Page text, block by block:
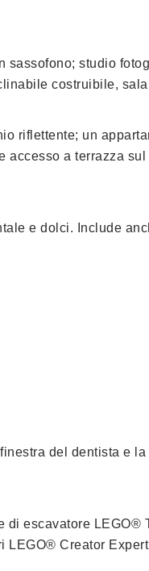
sassofono; studio
costruibile, sala
riflettente; un
a terrazza
e dolci. Include
del dentista e
di escavatore LEGO®
Creator